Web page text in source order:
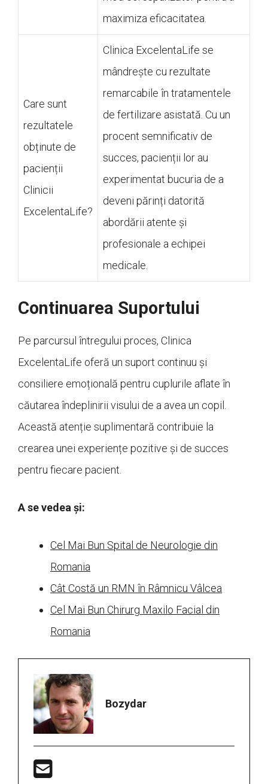
maximiza eficacitatea.
Care sunt
rezultatele
obținute de
pacienții
Clinicii
ExcelentaLife?
Clinica ExcelentaLife se
mândrește cu rezultate
remarcabile în tratamentele
de fertilizare asistată. Cu un
procent semnificativ de
succes, pacienții lor au
experimentat bucuria de a
deveni părinți datorită
abordării atente și
profesionale a echipei
medicale.
Continuarea Suportului
Pe parcursul întregului proces, Clinica
ExcelentaLife oferă un suport continuu și
consiliere emoțională pentru cuplurile aflate în
căutarea îndeplinirii visului de a avea un copil.
Această atenție suplimentară contribuie la
crearea unei experiențe pozitive și de succes
pentru fiecare pacient.
A se vedea și:
Cel Mai Bun Spital de Neurologie din
Romania
Cât Costă un RMN în Râmnicu Vâlcea
Cel Mai Bun Chirurg Maxilo Facial din
Romania
Bozydar